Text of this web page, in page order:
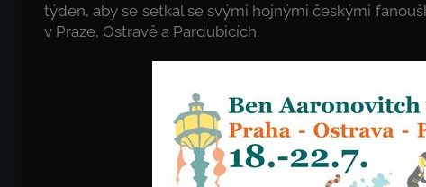
týden, aby se setkal se svými hojnými českými
v Praze, Ostravě a Pardubicích.